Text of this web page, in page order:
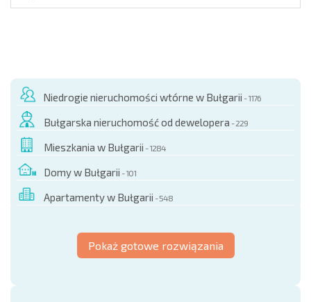
Niedrogie nieruchomości wtórne w Bułgarii - 1176
Bułgarska nieruchomość od dewelopera - 229
Mieszkania w Bułgarii - 1284
Domy w Bułgarii - 101
Apartamenty w Bułgarii - 548
Pokaż gotowe rozwiązania